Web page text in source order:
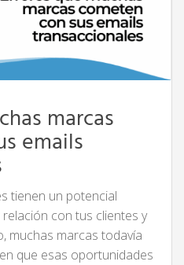
marcas
emails
tienen un potencial
con tus clientes y
muchas marcas todavía
que esas oportunidades